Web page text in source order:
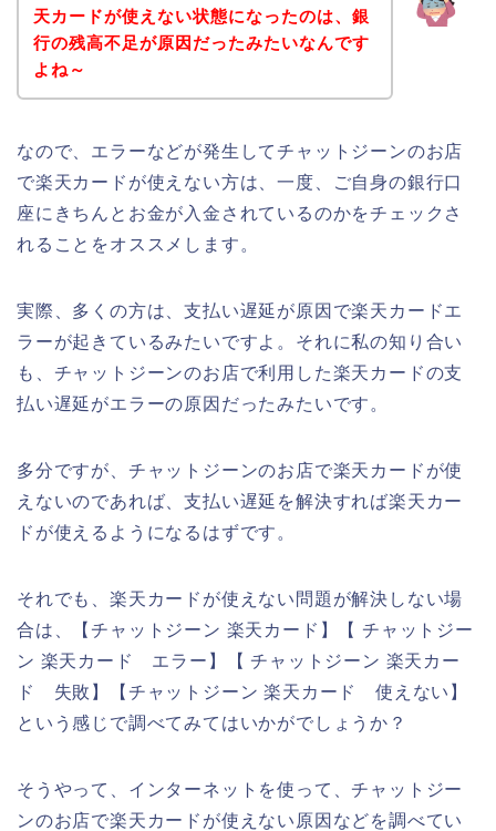
天カードが使えない状態になったのは、銀
行の残高不足が原因だったみたいなんです
よね～
なので、エラーなどが発生してチャットジーンのお店
で楽天カードが使えない方は、一度、ご自身の銀行口
座にきちんとお金が入金されているのかをチェックさ
れることをオススメします。
実際、多くの方は、支払い遅延が原因で楽天カードエ
ラーが起きているみたいですよ。それに私の知り合い
も、チャットジーンのお店で利用した楽天カードの支
払い遅延がエラーの原因だったみたいです。
多分ですが、チャットジーンのお店で楽天カードが使
えないのであれば、支払い遅延を解決すれば楽天カー
ドが使えるようになるはずです。
それでも、楽天カードが使えない問題が解決しない場
合は、【チャットジーン 楽天カード】【 チャットジー
ン 楽天カード エラー】【 チャットジーン 楽天カー
ド 失敗】【チャットジーン 楽天カード 使えない】
という感じで調べてみてはいかがでしょうか？
そうやって、インターネットを使って、チャットジー
ンのお店で楽天カードが使えない原因などを調べてい